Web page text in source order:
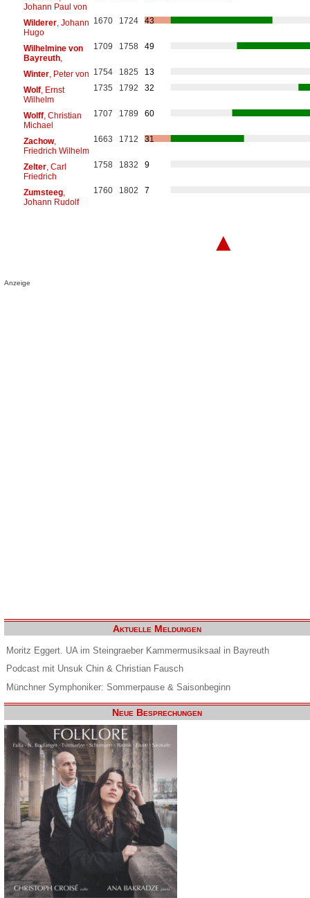
Johann Paul von
Wilderer, Johann
Hugo
1670 1724 43
Wilhelmine von
Bayreuth,
1709 1758 49
Winter, Peter von 1754 1825
13
Wolf, Ernst
Wilhelm
1735 1792 32
Wolff, Christian
Michael
1707 1789 60
Zachow,
Friedrich Wilhelm
1663 1712 31
Zelter, Carl
Friedrich
1758 1832 9
Zumsteeg,
Johann Rudolf
1760 1802 7
▲
Anzeige
Aktuelle Meldungen
Moritz Eggert. UA im Steingraeber Kammermusiksaal in Bayreuth
Podcast mit Unsuk Chin & Christian Fausch
Münchner Symphoniker: Sommerpause & Saisonbeginn
Neue Besprechungen